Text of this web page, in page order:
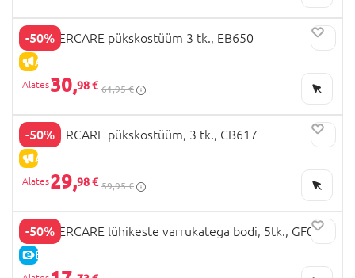
-50%
ALLAHINDLUS
MOTHERCARE pükskostüüm 3 tk., EB650
30,98 € 61,95 €
-50%
ALLAHINDLUS
MOTHERCARE pükskostüüm, 3 tk., CB617
29,98 € 59,95 €
-50%
E-HIND
MOTHERCARE lühikeste varrukatega bodi, 5tk., GF066